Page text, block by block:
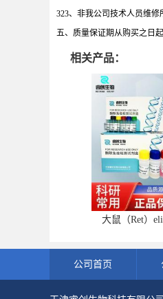
323、非我公司技术人员维修
五、质量保证期从购买之日
相关产品：
大鼠（Ret）
公司首页